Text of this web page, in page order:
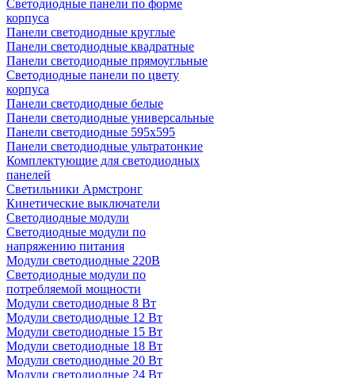
Светодиодные панели по форме
корпуса
Панели светодиодные круглые
Панели светодиодные квадратные
Панели светодиодные прямоугльные
Светодиодные панели по цвету
корпуса
Панели светодиодные белые
Панели светодиодные универсальные
Панели светодиодные 595х595
Панели светодиодные ультратонкие
Комплектующие для светодиодных
панелей
Светильники Армстронг
Кинетические выключатели
Светодиодные модули
Светодиодные модули по
напряжению питания
Модули светодиодные 220В
Светодиодные модули по
потребляемой мощности
Модули светодиодные 8 Вт
Модули светодиодные 12 Вт
Модули светодиодные 15 Вт
Модули светодиодные 18 Вт
Модули светодиодные 20 Вт
Модули светодиодные 24 Вт